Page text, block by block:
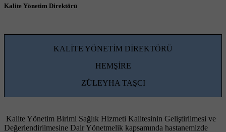
Kalite Yönetim Direktörü
KALİTE YÖNETİM DİREKTÖRÜ
HEMŞİRE
ZÜLEYHA TAŞCI
Kalite Yönetim Birimi Sağlık Hizmeti Kalitesinin Geliştirilmesi ve
Değerlendirilmesine Dair Yönetmelik kapsamında hastanemizde